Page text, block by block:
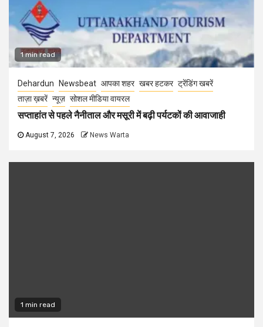
1 min read
Dehardun Newsbeat आपका शहर खबर हटकर ट्रेंडिंग खबरें
ताज़ा ख़बरें न्यूज़ सोशल मीडिया वायरल
सप्ताहांत से पहले नैनीताल और मसूरी में बढ़ी पर्यटकों की आवाजाही
August 7, 2026 News Warta
1 min read